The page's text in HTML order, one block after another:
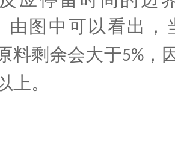
由图中可以看出
料剩余会大于5%，
上。